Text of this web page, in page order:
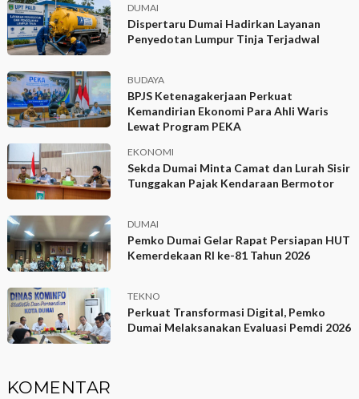
DUMAI
Dispertaru Dumai Hadirkan Layanan
Penyedotan Lumpur Tinja Terjadwal
BUDAYA
BPJS Ketenagakerjaan Perkuat
Kemandirian Ekonomi Para Ahli Waris
Lewat Program PEKA
EKONOMI
Sekda Dumai Minta Camat dan Lurah Sisir
Tunggakan Pajak Kendaraan Bermotor
DUMAI
Pemko Dumai Gelar Rapat Persiapan HUT
Kemerdekaan RI ke-81 Tahun 2026
TEKNO
Perkuat Transformasi Digital, Pemko
Dumai Melaksanakan Evaluasi Pemdi 2026
KOMENTAR